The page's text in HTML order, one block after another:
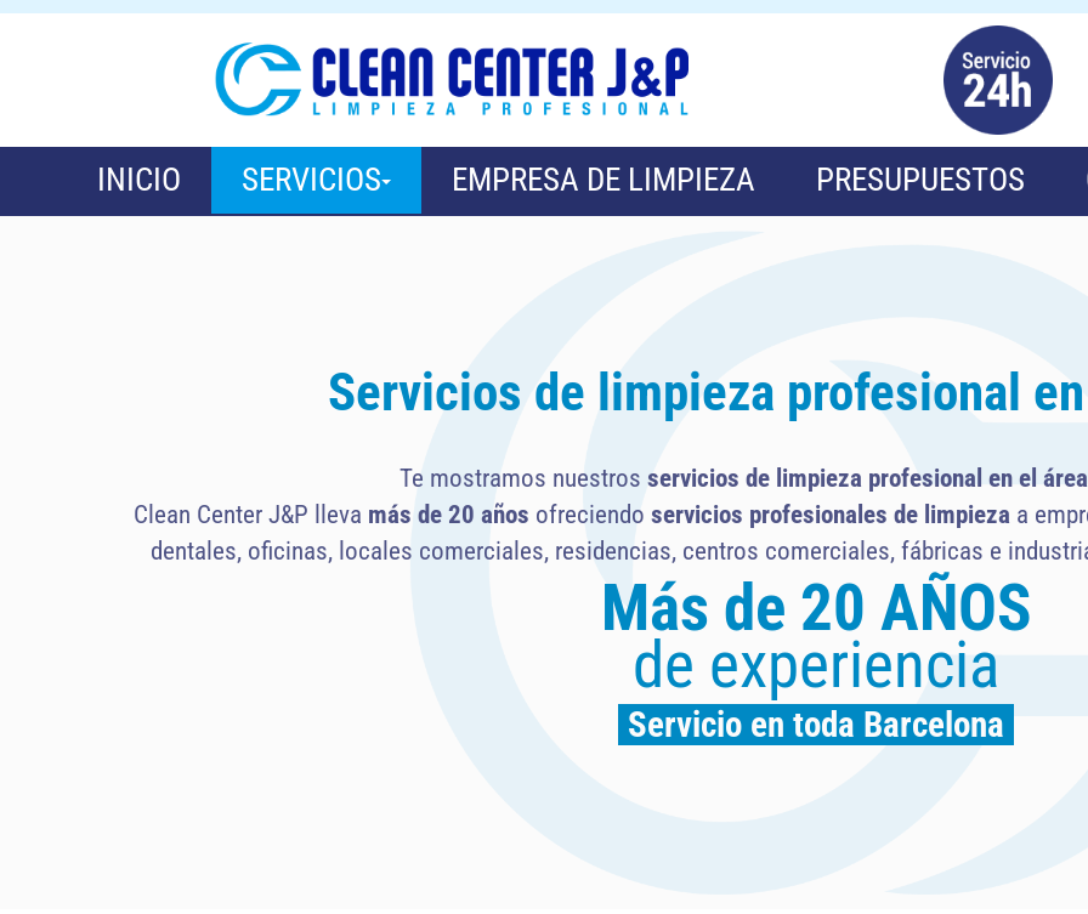
INICIO SERVICIOS EMPRESA DE LIMPIEZA PRESUPUESTOS
Servicios de limpieza profesional
Te mostramos nuestros servicios de limpieza profesional en el
Clean Center J&P lleva más de 20 años ofreciendo servicios profesionales de limpieza a
dentales, oficinas, locales comerciales, residencias, centros comerciales, fábricas e
Más de 20 AÑOS
de experiencia
Servicio en toda Barcelona